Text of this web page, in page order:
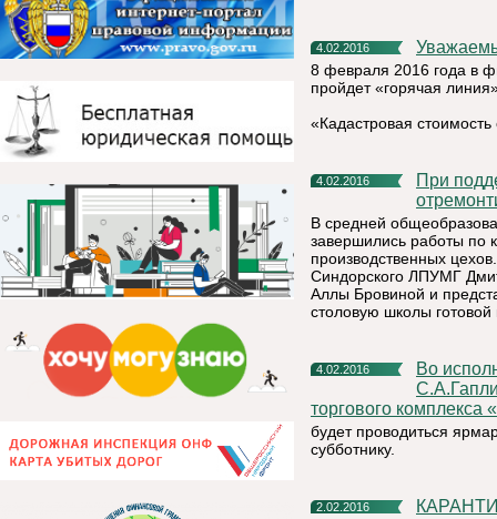
4.02.2016
8 февраля 2016 года в
пройдет «горячая
«Кадастровая стоимость
4.02.2016
При поддержке ПАО «Газпром» в Синдоре капитально
В средней
завершились работы по
производственных
Синдорского ЛПУМГ
Аллы Бровиной и
столовую школы готовой
4.02.2016
Во исполнение поручения ВрИО Главы Республики Коми
торгового комплекса
будет проводиться
субботнику.
2.02.2016